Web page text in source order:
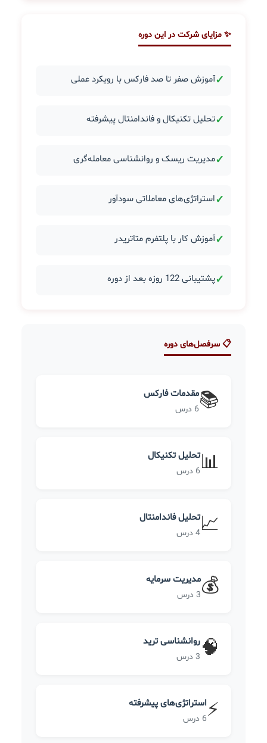
✨ مزایای شرکت در این دوره
✓آموزش صفر تا صد فارکس با رویکرد عملی
✓تحلیل تکنیکال و فاندامنتال پیشرفته
✓مدیریت ریسک و روانشناسی معامله‌گری
✓استراتژی‌های معاملاتی سودآور
✓آموزش کار با پلتفرم متاتریدر
✓پشتیبانی 122 روزه بعد از دوره
📋 سرفصل‌های دوره
📚مقدمات فارکس
6 درس
📊تحلیل تکنیکال
6 درس
📈تحلیل فاندامنتال
4 درس
💰مدیریت سرمایه
3 درس
🧠روانشناسی ترید
3 درس
⚡استراتژی‌های پیشرفته
6 درس